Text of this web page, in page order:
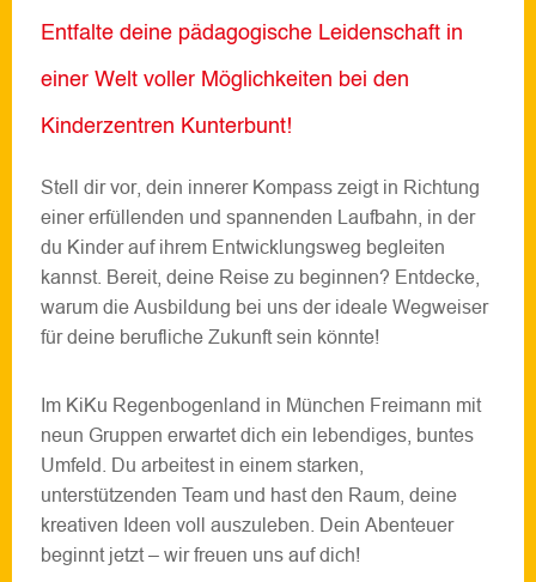
Entfalte deine pädagogische Leidenschaft in
einer Welt voller Möglichkeiten bei den
Kinderzentren Kunterbunt!
Stell dir vor, dein innerer Kompass zeigt in Richtung
einer erfüllenden und spannenden Laufbahn, in der
du Kinder auf ihrem Entwicklungsweg begleiten
kannst. Bereit, deine Reise zu beginnen? Entdecke,
warum die Ausbildung bei uns der ideale Wegweiser
für deine berufliche Zukunft sein könnte!
Im KiKu Regenbogenland in München Freimann mit
neun Gruppen erwartet dich ein lebendiges, buntes
Umfeld. Du arbeitest in einem starken,
unterstützenden Team und hast den Raum, deine
kreativen Ideen voll auszuleben. Dein Abenteuer
beginnt jetzt – wir freuen uns auf dich!